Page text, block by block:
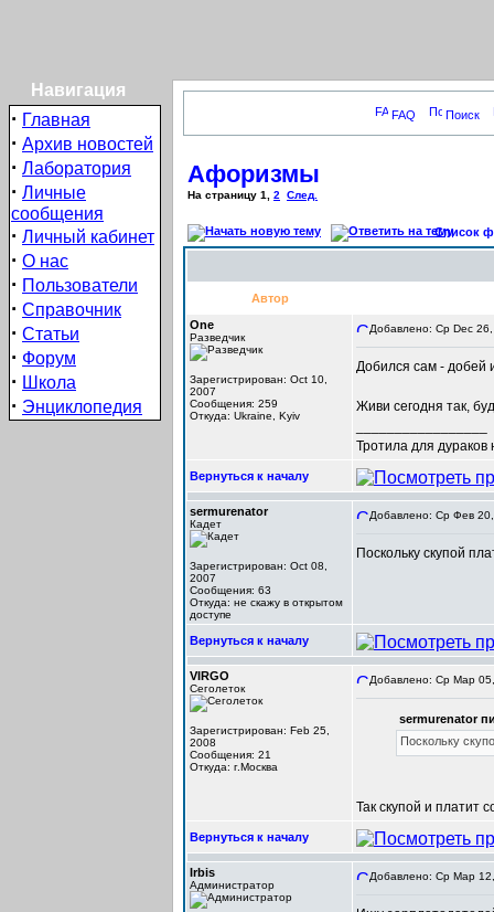
Навигация
· Главная
· Архив новостей
· Лаборатория
· Личные
сообщения
· Личный кабинет
· О нас
· Пользователи
· Справочник
· Статьи
· Форум
· Школа
· Энциклопедия
FAQ Поиск
Афоризмы
На страницу 1 2 След.
Список
Автор
One
Разведчик
Зарегистрирован: Oct 10,
2007
Сообщения: 259
Откуда: Ukraine, Kyiv
Добавлено: Ср Dec
Добился сам - добей
Живи сегодня так,
Тротила для
Вернуться к началу
sermurenator
Кадет
Зарегистрирован: Oct 08,
2007
Сообщения: 63
Откуда: не скажу в открытом
доступе
Добавлено: Ср Фев
Поскольку скупой
Вернуться к началу
VIRGO
Сеголеток
Зарегистрирован: Feb 25,
2008
Сообщения: 21
Откуда: г.Москва
Добавлено: Ср Мар
sermurenator
Поскольку
Так скупой и платит
Вернуться к началу
Irbis
Администратор
Добавлено: Ср Мар